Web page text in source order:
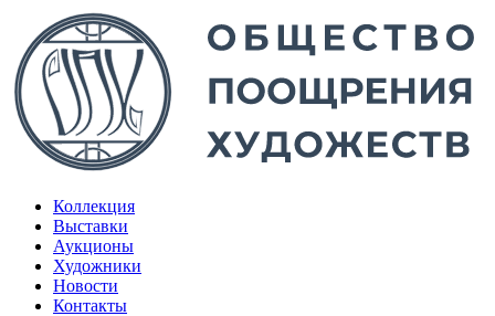
Коллекция
Выставки
Аукционы
Художники
Новости
Контакты